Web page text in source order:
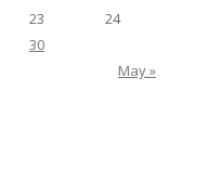
May »
23
24
30